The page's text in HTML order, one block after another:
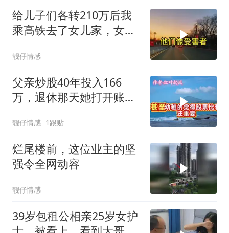
给儿子们各转210万后我
乘高铁去了女儿家，女婿
靓仔情感
父亲炒股40年投入166
万，退休那天她打开账
靓仔情感 1跟贴
烂尾楼前，这位业主的坚
强令全网动容
靓仔情感
39岁包租公相亲25岁女护